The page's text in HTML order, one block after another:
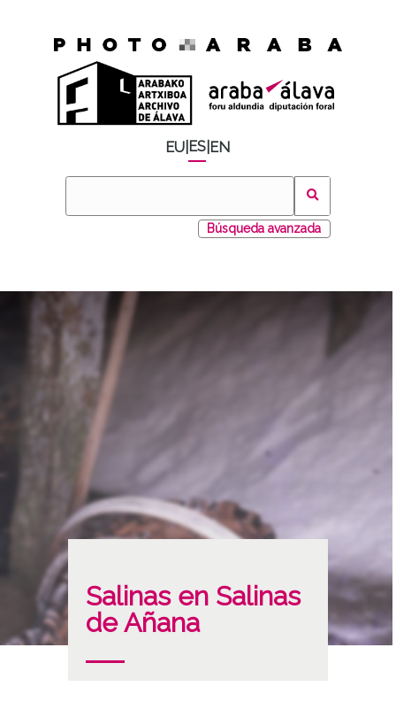
EU ES EN
Búsqueda avanzada
Salinas en Salinas
de Añana